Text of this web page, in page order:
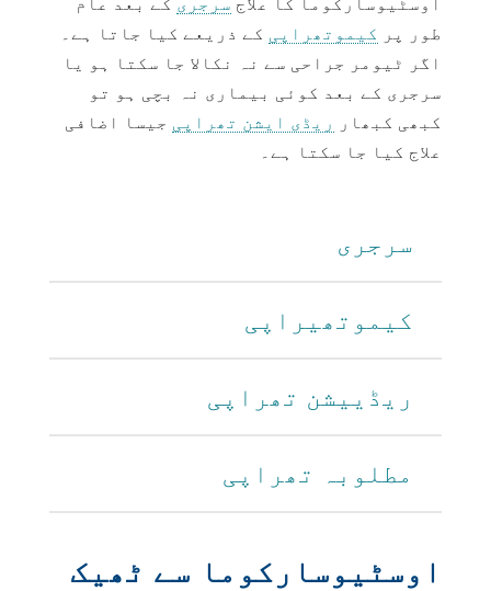
طور پر
کیموتھراپی کے ذریعے کیا جاتا ہے۔
اگر ٹیومر جراحی سے نہ نکالا جا سکتا ہو یا
سرجری کے بعد کوئی بیماری نہ بچی ہو تو
کبھی کبھار
ریڈی ایشن تھراپی جیسا اضافی
علاج کیا جا سکتا ہے۔
سرجری
کیموتھیراپی
ریڈییشن تھراپی
مطلوبہ تھراپی
اوسٹیوسارکوما سے ٹھیک